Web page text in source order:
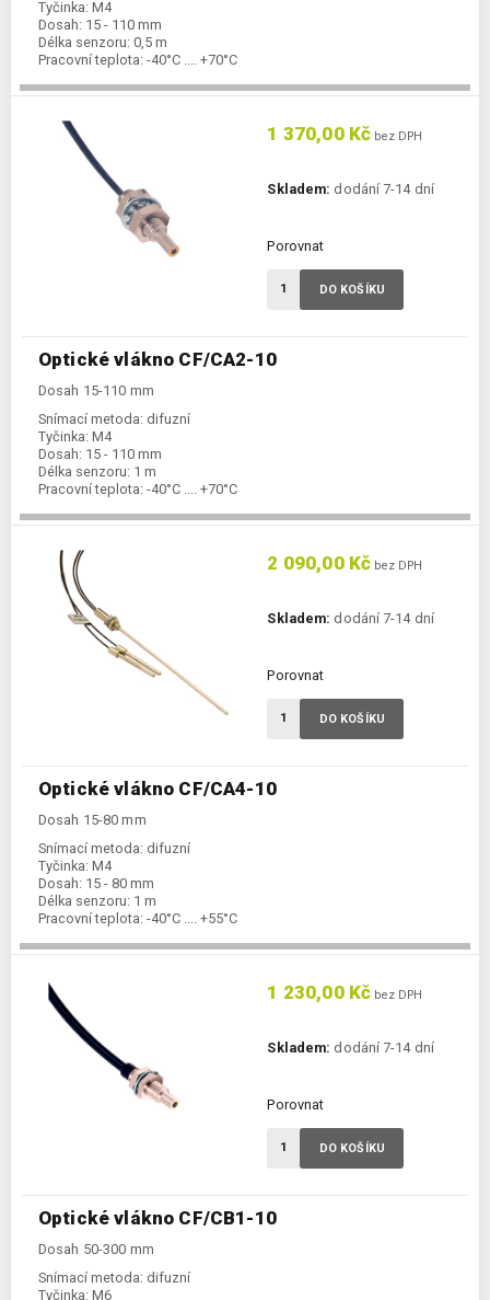
Tyčinka: M4
Dosah: 15 - 110 mm
Délka senzoru: 0,5 m
Pracovní teplota: -40°C .... +70°C
Optické vlákno CF/CA2-10
Dosah 15-110 mm
Snímací metoda: difuzní
Tyčinka: M4
Dosah: 15 - 110 mm
Délka senzoru: 1 m
Pracovní teplota: -40°C .... +70°C
1 370,00 Kč bez DPH
Skladem: dodání 7-14 dní
Porovnat
DO KOŠÍKU
Optické vlákno CF/CA4-10
Dosah 15-80 mm
Snímací metoda: difuzní
Tyčinka: M4
Dosah: 15 - 80 mm
Délka senzoru: 1 m
Pracovní teplota: -40°C .... +55°C
2 090,00 Kč bez DPH
Skladem: dodání 7-14 dní
Porovnat
DO KOŠÍKU
Optické vlákno CF/CB1-10
Dosah 50-300 mm
Snímací metoda: difuzní
Tyčinka: M6
1 230,00 Kč bez DPH
Skladem: dodání 7-14 dní
Porovnat
DO KOŠÍKU